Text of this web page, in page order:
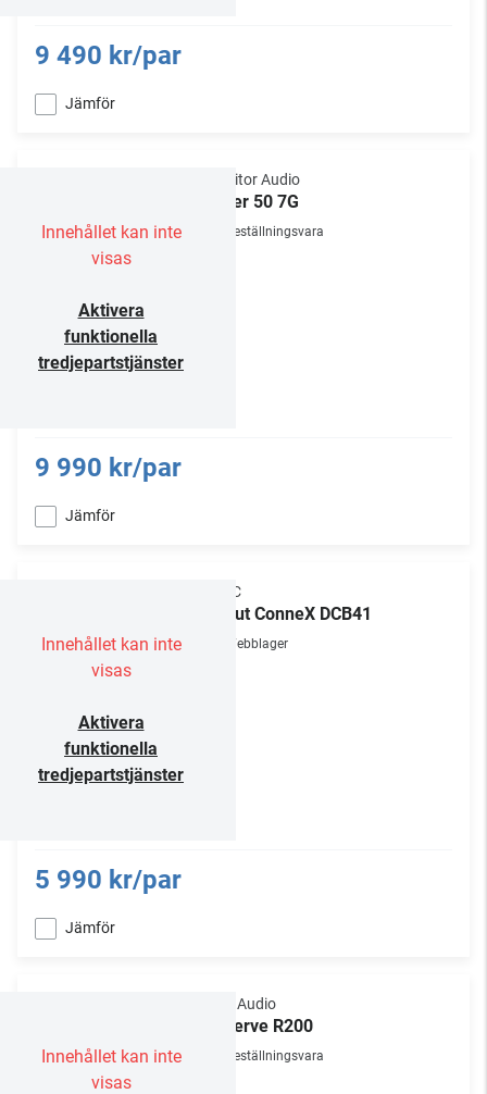
9 490 kr/par
Jämför
Innehållet kan inte
visas
Aktivera
funktionella
tredjepartstjänster
Monitor Audio
Silver 50 7G
Beställningsvara
9 990 kr/par
Jämför
Innehållet kan inte
visas
Aktivera
funktionella
tredjepartstjänster
ELAC
Debut ConneX DCB41
Webblager
5 990 kr/par
Jämför
Innehållet kan inte
visas
Polk Audio
Reserve R200
Beställningsvara